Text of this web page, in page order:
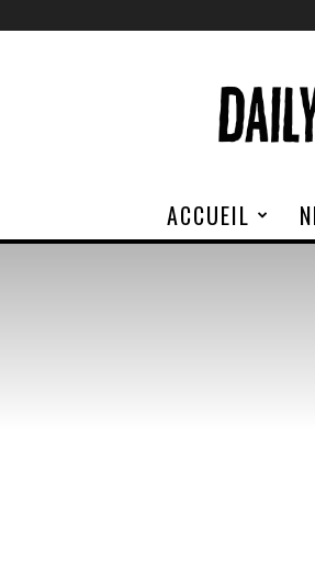
ACCUEIL